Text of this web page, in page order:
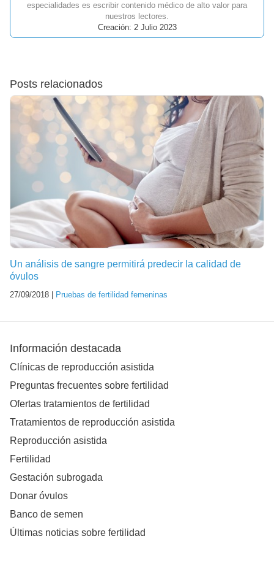
especialidades es escribir contenido médico de alto valor para
nuestros lectores.
Creación: 2 Julio 2023
Posts relacionados
Un análisis de sangre permitirá predecir la calidad de
óvulos
27/09/2018 | Pruebas de fertilidad femeninas
Información destacada
Clínicas de reproducción asistida
Preguntas frecuentes sobre fertilidad
Ofertas tratamientos de fertilidad
Tratamientos de reproducción asistida
Reproducción asistida
Fertilidad
Gestación subrogada
Donar óvulos
Banco de semen
Últimas noticias sobre fertilidad